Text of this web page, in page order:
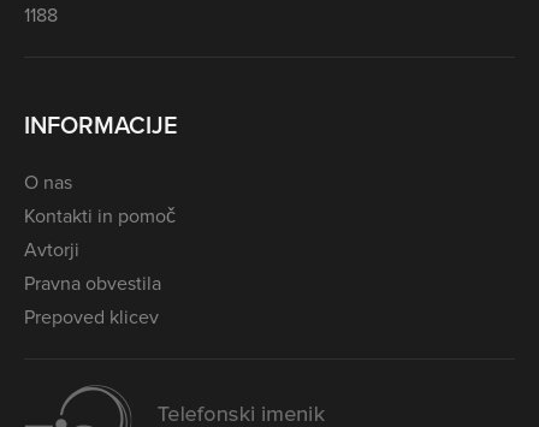
1188
INFORMACIJE
O nas
Kontakti in pomoč
Avtorji
Pravna obvestila
Prepoved klicev